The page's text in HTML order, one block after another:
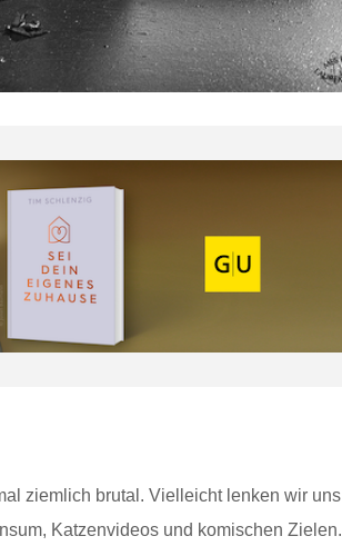
ziemlich brutal. Vielleicht lenken wir uns
Katzenvideos und komischen Zielen.